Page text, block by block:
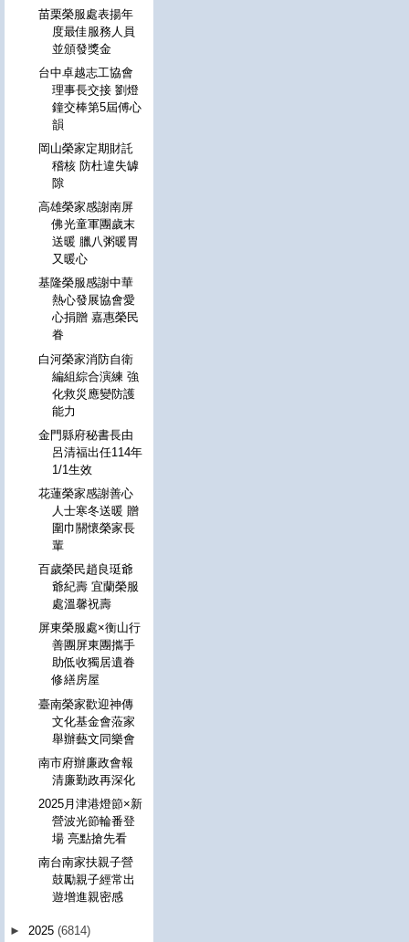
苗栗榮服處表揚年
度最佳服務人員
並頒發獎金
台中卓越志工協會
理事長交接 劉燈
鐘交棒第5屆傅心
韻
岡山榮家定期財託
稽核 防杜違失罅
隙
高雄榮家感謝南屏
佛光童軍團歲末
送暖 臘八粥暖胃
又暖心
基隆榮服感謝中華
熱心發展協會愛
心捐贈 嘉惠榮民
眷
白河榮家消防自衛
編組綜合演練 強
化救災應變防護
能力
金門縣府秘書長由
呂清福出任114年
1/1生效
花蓮榮家感謝善心
人士寒冬送暖 贈
圍巾關懷榮家長
輩
百歲榮民趙良珽爺
爺紀壽 宜蘭榮服
處溫馨祝壽
屏東榮服處×衡山行
善團屏東團攜手
助低收獨居遺眷
修繕房屋
臺南榮家歡迎神傳
文化基金會蒞家
舉辦藝文同樂會
南市府辦廉政會報
清廉勤政再深化
2025月津港燈節×新
營波光節輪番登
場 亮點搶先看
南台南家扶親子營
鼓勵親子經常出
遊增進親密感
► 2025 (6814)